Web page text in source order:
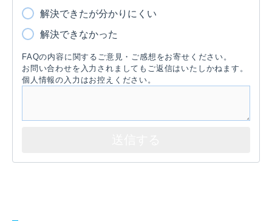
解決できたが分かりにくい
解決できなかった
FAQの内容に関するご意見・ご感想をお寄せください。
お問い合わせを入力されましてもご返信はいたしかねます。
個人情報の入力はお控えください。